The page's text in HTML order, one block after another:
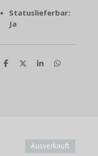
Statuslieferbar:
Ja
T
T
T
T
Ausverkauft